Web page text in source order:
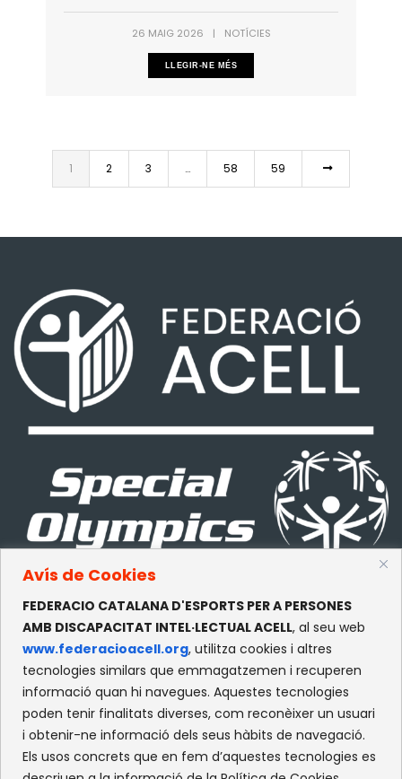
Avís de Cookies
FEDERACIO CATALANA D'ESPORTS PER A PERSONES
AMB DISCAPACITAT INTEL·LECTUAL ACELL, al seu web
www.federacioacell.org, utilitza cookies i altres
tecnologies similars que emmagatzemen i recuperen
informació quan hi navegues. Aquestes tecnologies
poden tenir finalitats diverses, com reconèixer un usuari
i obtenir-ne informació dels seus hàbits de navegació.
Els usos concrets que en fem d’aquestes tecnologies es
26 MAIG 2026 | NOTÍCIES
LLEGIR-NE MÉS
1 2 3 … 58 59
CONTACTE
c/Olympe de Gouges, S/N
Recinte Mundet
08035 -Barcelona
XARXES SOCIALS